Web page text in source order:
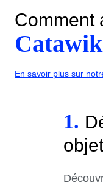
Comment
En savoir plus sur
1.